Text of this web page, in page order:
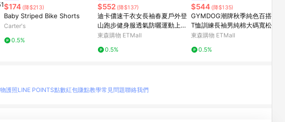
$174 (降$213)
Baby Striped Bike Shorts
Carter's
0.5%
$552 (降$137)
迪卡儂速干衣女長袖春夏戶外登
山跑步健身服透氣防曬運動上衣R
FP2
東森購物 ETMall
0.5%
$544 (降$135)
GYMDOG潮牌秋季純色百搭運動
T恤訓練長袖男純棉大碼寬松健身
衣服
東森購物 ETMall
0.5%
護照LINE POINTS點數紅包賺點教學常見問題聯絡我們